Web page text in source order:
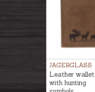
JAGERGLASS
Leather wallet
with hunting